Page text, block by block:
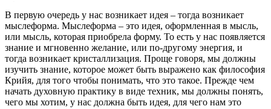
В первую очередь у нас возникает идея – тогда возникает
мыслеформа. Мыслеформа – это идея, оформленная в мысль,
или мысль, которая приобрела форму. То есть у нас появляется
знание и мгновенно желание, или по-другому энергия, и
тогда возникает кристаллизация. Проще говоря, мы должны
изучить знание, которое может быть выражено как философия
Крийя, для того чтобы понимать, что это такое. Прежде чем
начать духовную практику в виде техник, мы должны понять,
чего мы хотим, у нас должна быть идея, для чего нам это